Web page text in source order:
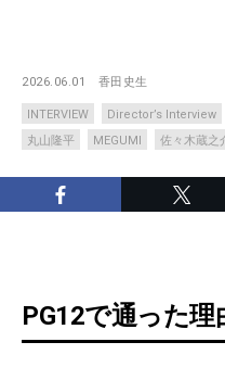
2026.06.01 香田史生
INTERVIEW Director’s Interview
丸山隆平
MEGUMI 佐々木蔵之
PG12で通った理